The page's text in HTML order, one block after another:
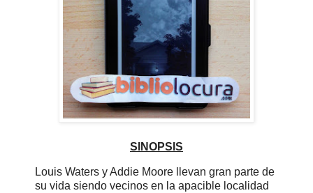
SINOPSIS
Louis Waters y Addie Moore llevan gran parte de
su vida siendo vecinos en la apacible localidad